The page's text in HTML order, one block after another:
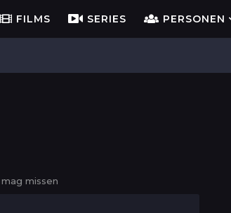
FILMS SERIES PERSONEN
missen